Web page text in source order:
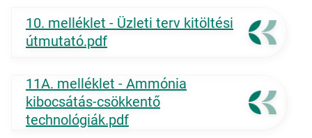
10. melléklet - Üzleti terv kitöltési
útmutató.pdf
11A. melléklet - Ammónia
kibocsátás-csökkentő
technológiák.pdf